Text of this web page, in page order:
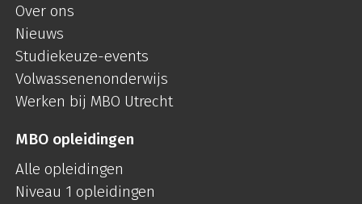
Over ons
Nieuws
Studiekeuze-events
Volwassenenonderwijs
Werken bij MBO Utrecht
MBO opleidingen
Alle opleidingen
Niveau 1 opleidingen